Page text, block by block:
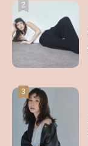
2
3
2
3
2
3